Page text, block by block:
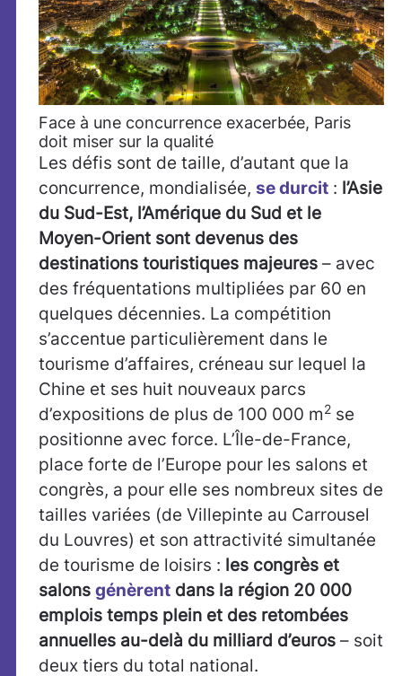
Face à une concurrence exacerbée, Paris
doit miser sur la qualité
Les défis sont de taille, d’autant que la
concurrence, mondialisée, se durcit : l’Asie
du Sud-Est, l’Amérique du Sud et le
Moyen-Orient sont devenus des
destinations touristiques majeures – avec
des fréquentations multipliées par 60 en
quelques décennies. La compétition
s’accentue particulièrement dans le
tourisme d’affaires, créneau sur lequel la
Chine et ses huit nouveaux parcs
d’expositions de plus de 100 000 m2 se
positionne avec force. L’Île-de-France,
place forte de l’Europe pour les salons et
congrès, a pour elle ses nombreux sites de
tailles variées (de Villepinte au Carrousel
du Louvres) et son attractivité simultanée
de tourisme de loisirs : les congrès et
salons génèrent dans la région 20 000
emplois temps plein et des retombées
annuelles au-delà du milliard d’euros – soit
deux tiers du total national.